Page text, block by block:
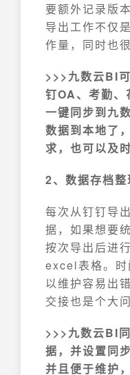
要额外记录版
导出工作不仅
作量，同时也
>>>九数云BI
钉OA、考勤、
一键同步到九
数据到本地了
求，也可以及时
2、数据存档整
每次从钉钉导
据，如果想要
按次导出后进
excel表格。时
以维护容易出
交接也是个大问
>>>九数云BI
据，并设置同
并且便于维护